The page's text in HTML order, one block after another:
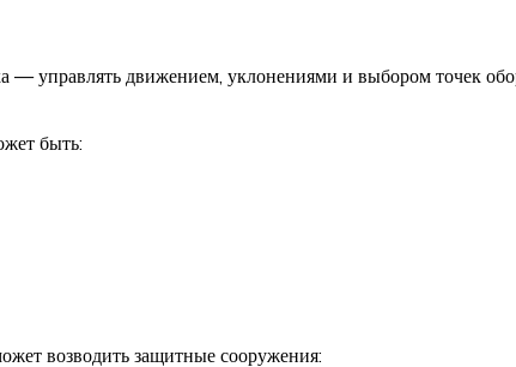
— управлять движением, уклонениями и выбором точек
быть:
возводить защитные сооружения: